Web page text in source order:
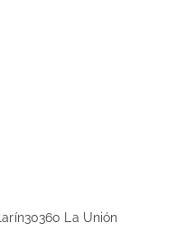
La Unión